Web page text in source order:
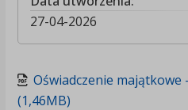
27-04-2026
Oświadczenie majątkowe
(1,46MB)